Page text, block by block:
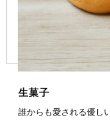
生菓子
誰からも愛される優し